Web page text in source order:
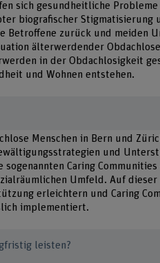
sich gesundheitliche
biografischer Stigmatisierung
Betroffene zurück und meiden
älterwerdender
in der Obdachlosigkeit
und Wohnen entstehen.
Menschen in Bern und
und
Caring
Umfeld. Auf dieser
erleichtern und Caring
implementiert.
leisten?